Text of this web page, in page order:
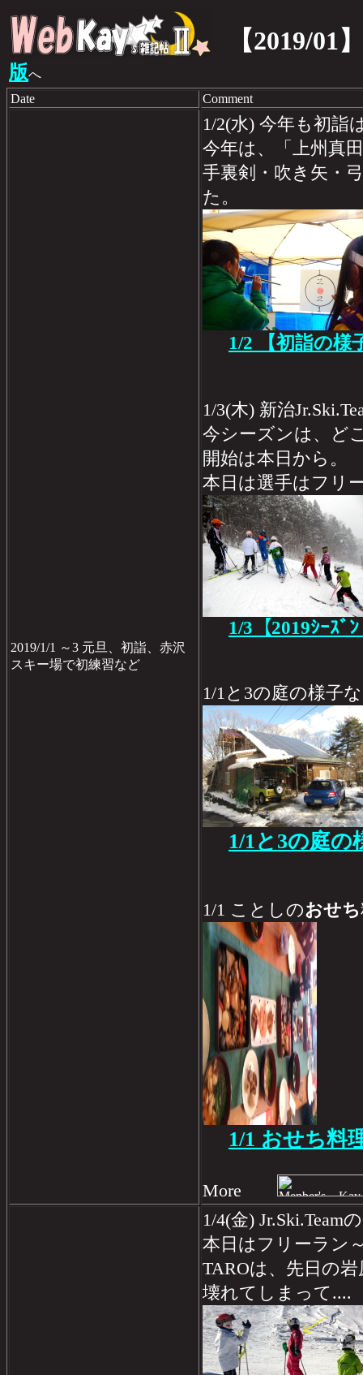
【2019/01
版へ
Date
Comment
2019/1/1 ～3 元旦、初詣、赤沢
スキー場で初練習など
1/2(水) 今年も初詣
今年は、「上州真
手裏剣・吹き矢・
た。
1/2 【初詣の様
1/3(木) 新治
今シーズンは、ど
開始は本日から。
本日は選手はフリ
1/3【2019ｼｰｽﾞ
1/1と3の庭の様子
1/1と3の庭の
1/1 ことしのおせち
1/1 おせち料
More
1/4(金) Jr.Ski.Team
本日はフリーラン
TAROは、先日の
壊れてしまって....